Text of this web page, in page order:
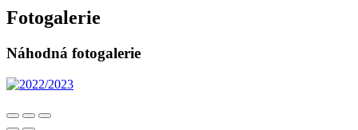
Fotogalerie
Náhodná fotogalerie